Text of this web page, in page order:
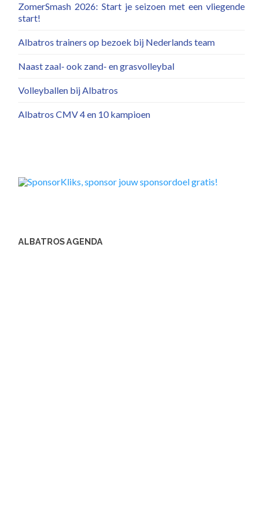
ZomerSmash 2026: Start je seizoen met een vliegende
start!
Albatros trainers op bezoek bij Nederlands team
Naast zaal- ook zand- en grasvolleybal
Volleyballen bij Albatros
Albatros CMV 4 en 10 kampioen
ALBATROS AGENDA